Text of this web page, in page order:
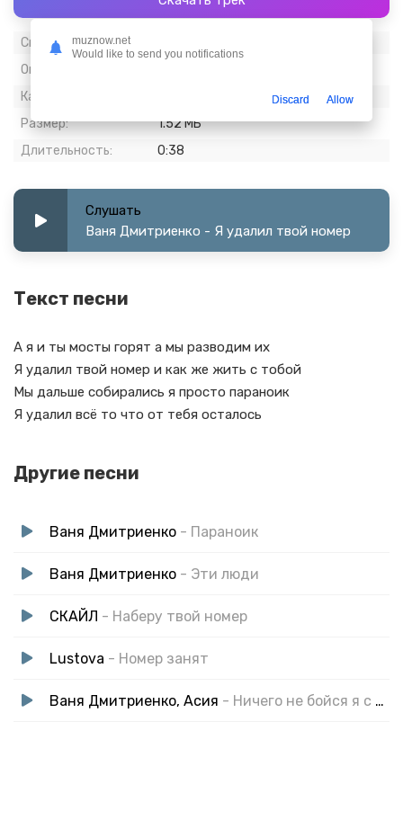
Скачиваний:
Опубликовано:
Качество:
Размер:
1.52 МБ
Длительность:
0:38
Слушать
Ваня Дмитриенко - Я удалил твой номер
Текст песни
А я и ты мосты горят а мы разводим их
Я удалил твой номер и как же жить с тобой
Мы дальше собирались я просто параноик
Я удалил всё то что от тебя осталось
Другие песни
Ваня Дмитриенко - Параноик
Ваня Дмитриенко - Эти люди
СКАЙЛ - Наберу твой номер
Lustova - Номер занят
Ваня Дмитриенко, Асия - Ничего не бойся я с тобой
muznow.net
Would like to send you notifications
Discard Allow